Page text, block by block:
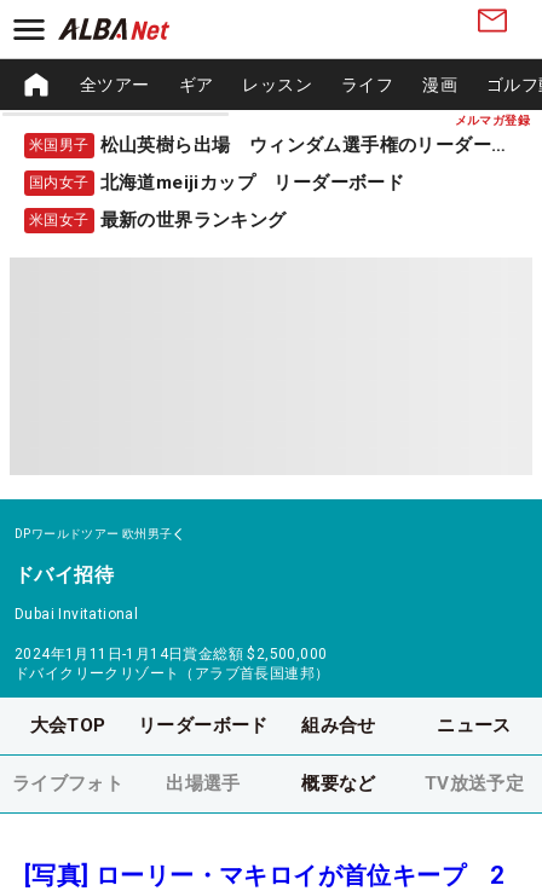
メルマガ登録
全ツアー ギア レッスン ライフ 漫画 ゴル
米国男子 松山英樹ら出場 ウィンダム選手権のリーダーボード
国内女子 北海道meijiカップ リーダーボード
米国女子 最新の世界ランキング
DPワールドツアー 欧州男子
ドバイ招待
Dubai Invitational
2024年1月11日-1月14日賞金総額 $2,500,000
ドバイクリークリゾート（アラブ首長国連邦）
大会TOP リーダーボード 組み合せ ニュース
ライブフォト 出場選手 概要など TV放送予定
[写真] ローリー・マキロイが首位キープ 2